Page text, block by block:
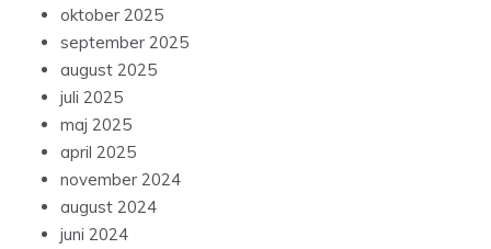
oktober 2025
september 2025
august 2025
juli 2025
maj 2025
april 2025
november 2024
august 2024
juni 2024